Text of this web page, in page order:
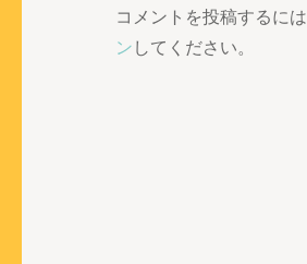
コメントを投稿するには
ンしてください。